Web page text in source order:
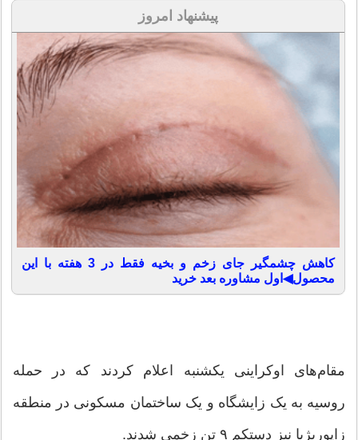
پیشنهاد امروز
کاهش چشمگیر جای زخم و بخیه فقط در 3 هفته با این
محصول◀اول مشاوره بعد خرید
مقام‌های اوکراینی یکشنبه اعلام کردند که در حمله
روسیه به یک زایشگاه و یک ساختمان مسکونی در منطقه
زاپوریژیا نیز دستکم ۹ تن زخمی شدند.